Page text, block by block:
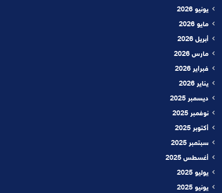
يونيو 2026
مايو 2026
أبريل 2026
مارس 2026
فبراير 2026
يناير 2026
ديسمبر 2025
نوفمبر 2025
أكتوبر 2025
سبتمبر 2025
أغسطس 2025
يوليو 2025
يونيو 2025